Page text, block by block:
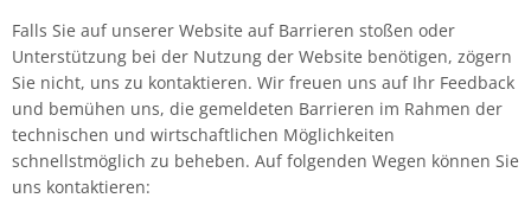
Falls Sie auf unserer Website auf Barrieren stoßen oder
Unterstützung bei der Nutzung der Website benötigen, zögern
Sie nicht, uns zu kontaktieren. Wir freuen uns auf Ihr Feedback
und bemühen uns, die gemeldeten Barrieren im Rahmen der
technischen und wirtschaftlichen Möglichkeiten
schnellstmöglich zu beheben. Auf folgenden Wegen können Sie
uns kontaktieren: